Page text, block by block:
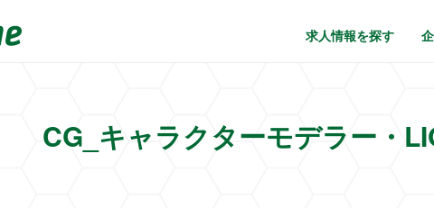
求人情報を探す
CG_キャラクターモデラー・